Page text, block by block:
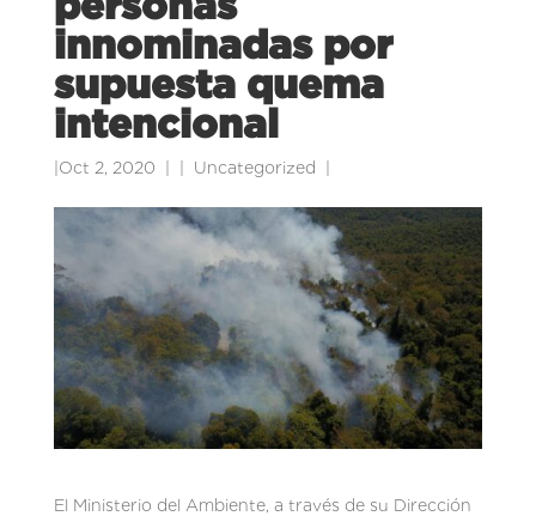
innominadas por
supuesta quema
intencional
Oct 2, 2020 Uncategorized
El Ministerio del Ambiente, a través de su Dirección